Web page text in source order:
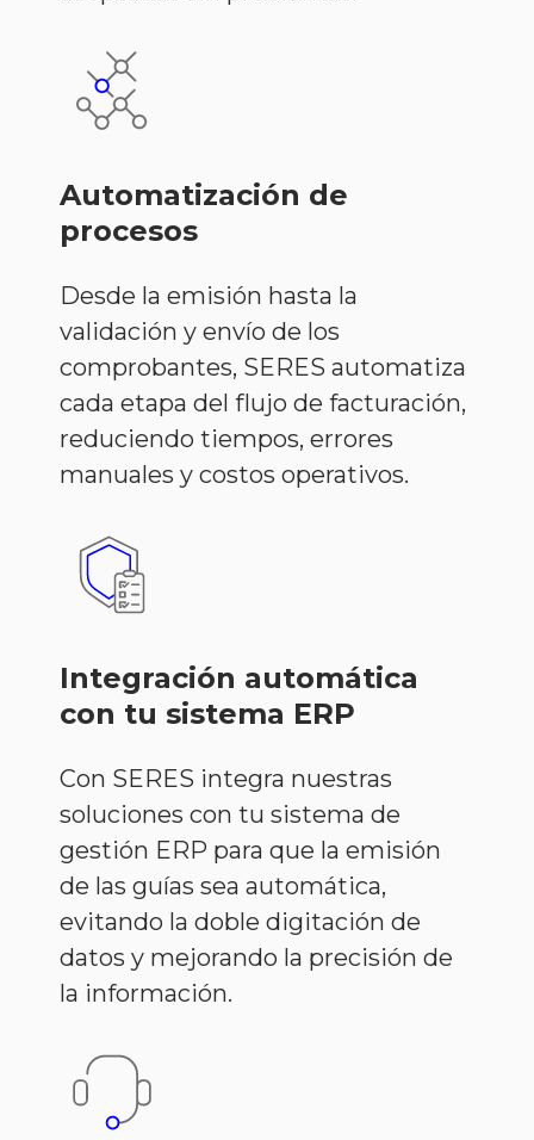
Automatización de
procesos
Desde la emisión hasta la
validación y envío de los
comprobantes, SERES automatiza
cada etapa del flujo de facturación,
reduciendo tiempos, errores
manuales y costos operativos.
Integración automática
con tu sistema ERP
Con SERES integra nuestras
soluciones con tu sistema de
gestión ERP para que la emisión
de las guías sea automática,
evitando la doble digitación de
datos y mejorando la precisión de
la información.